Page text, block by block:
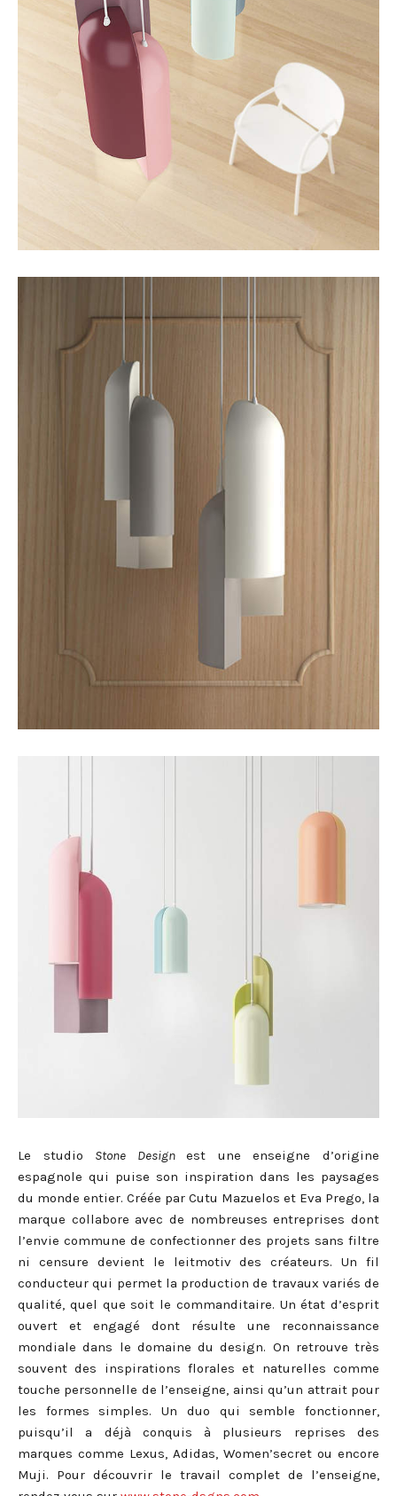
Le studio Stone Designest une enseigne d’origine
espagnole qui puise son inspiration dans les paysages
du monde entier. Créée par Cutu Mazuelos et Eva Prego, la
marque collabore avec de nombreuses entreprises dont
l’envie commune de confectionner des projets sans filtre
ni censure devient le leitmotiv des créateurs. Un fil
conducteur qui permet la production de travaux variés de
qualité, quel que soit le commanditaire. Un état d’esprit
ouvert et engagé dont résulte une reconnaissance
mondiale dans le domaine du design. On retrouve très
souvent des inspirations florales et naturelles comme
touche personnelle de l’enseigne, ainsi qu’un attrait pour
les formes simples. Un duo qui semble fonctionner,
puisqu’il a déjà conquis à plusieurs reprises des
marques comme Lexus, Adidas, Women’secret ou encore
Muji. Pour découvrir le travail complet de l’enseigne,